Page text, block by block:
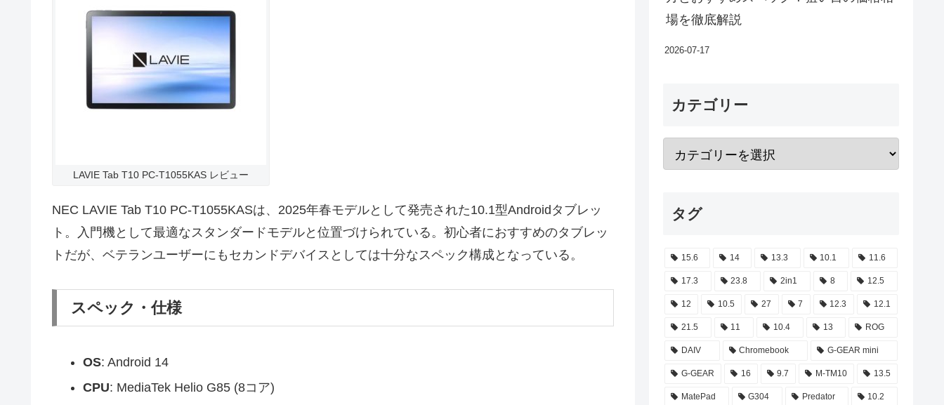
LAVIE Tab T10 PC-T1055KAS レビュー
NEC LAVIE Tab T10 PC-T1055KASは、2025年春モデルとして発売された10.1型Androidタブレッ
ト。入門機として最適なスタンダードモデルと位置づけられている。初心者におすすめのタブレッ
トだが、ベテランユーザーにもセカンドデバイスとしては十分なスペック構成となっている。
スペック・仕様
OS: Android 14
CPU: MediaTek Helio G85 (8コア)
場を徹底解説
2026-07-17
カテゴリー
タグ
15.6 14 13.3 10.1 11.6
17.3 23.8 2in1 8 12.5
12 10.5 27 7 12.3 12.1
21.5 11 10.4 13 ROG
DAIV Chromebook G-GEAR mini
G-GEAR 16 9.7 M-TM10 13.5
MatePad G304 Predator 10.2